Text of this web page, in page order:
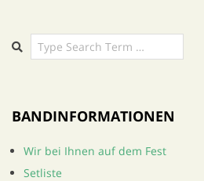
Search
BANDINFORMATIONEN
Wir bei Ihnen auf dem Fest
Setliste